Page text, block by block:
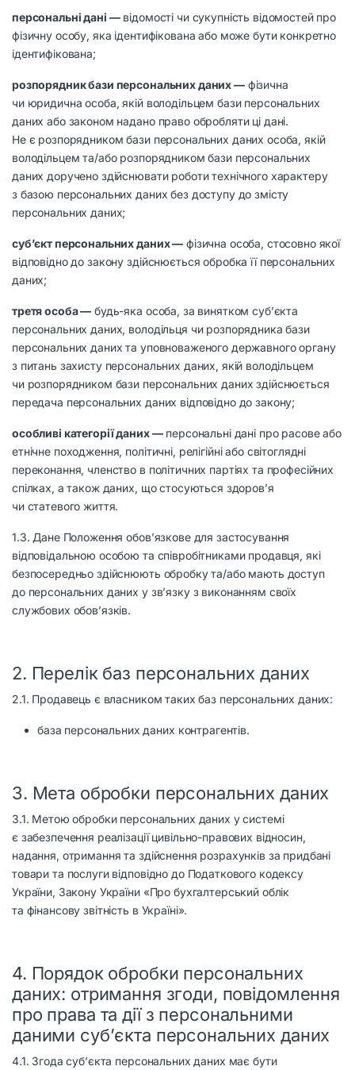
персональні дані —відомості чи сукупність відомостей про
фізичну особу, яка ідентифікована або може бути конкретно
ідентифікована;
розпорядник бази персональних даних —фізична
чи юридична особа, якій володільцем бази персональних
даних або законом надано право обробляти ці дані.
Не є розпорядником бази персональних даних особа, якій
володільцем та/або розпорядником бази персональних
даних доручено здійснювати роботи технічного характеру
з базою персональних даних без доступу до змісту
персональних даних;
суб’єкт персональних даних — фізична особа, стосовно якої
відповідно до закону здійснюється обробка її персональних
даних;
третя особа — будь-яка особа, за винятком суб’єкта
персональних даних, володільця чи розпорядника бази
персональних даних та уповноваженого державного органу
з питань захисту персональних даних, якій володільцем
чи розпорядником бази персональних даних здійснюється
передача персональних даних відповідно до закону;
особливі категорії даних —персональні дані про расове або
етнічне походження, політичні, релігійні або світоглядні
переконання, членство в політичних партіях та професійних
спілках, а також даних, що стосуються здоров’я
чи статевого життя.
1.3. Дане Положення обов’язкове для застосування
відповідальною особою та співробітниками продавця, які
безпосередньо здійснюють обробку та/або мають доступ
до персональних даних у зв’язку з виконанням своїх
службових обов’язків.
2. Перелік баз персональних даних
2.1. Продавець є власником таких баз персональних даних:
база персональних даних контрагентів.
3. Мета обробки персональних даних
3.1. Метою обробки персональних даних у системі
є забезпечення реалізації цивільно-правових відносин,
надання, отримання та здійснення розрахунків за придбані
товари та послуги відповідно до Податкового кодексу
України, Закону України «Про бухгалтерський облік
та фінансову звітність в Україні».
4. Порядок обробки персональних
даних: отримання згоди, повідомлення
про права та дії з персональними
даними суб’єкта персональних даних
4.1. Згода суб’єкта персональних даних має бути